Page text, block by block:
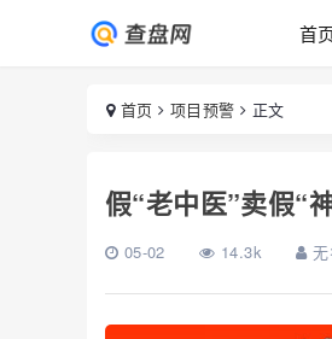
首
首页 项目预警 正文
假“老中医”卖假“
05-02 14.3k 无